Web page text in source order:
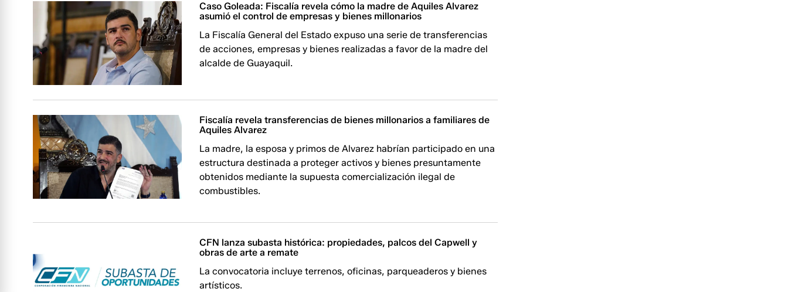
Caso Goleada: Fiscalía revela cómo la madre de Aquiles Alvarez
asumió el control de empresas y bienes millonarios
La Fiscalía General del Estado expuso una serie de transferencias
de acciones, empresas y bienes realizadas a favor de la madre del
alcalde de Guayaquil.
Fiscalía revela transferencias de bienes millonarios a familiares de
Aquiles Alvarez
La madre, la esposa y primos de Alvarez habrían participado en una
estructura destinada a proteger activos y bienes presuntamente
obtenidos mediante la supuesta comercialización ilegal de
combustibles.
CFN lanza subasta histórica: propiedades, palcos del Capwell y
obras de arte a remate
La convocatoria incluye terrenos, oficinas, parqueaderos y bienes
artísticos.